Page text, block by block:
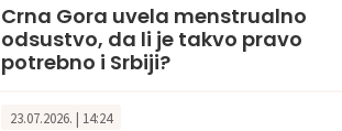
Crna Gora uvela menstrualno
odsustvo, da li je takvo pravo
potrebno i Srbiji?
23.07.2026. | 14:24